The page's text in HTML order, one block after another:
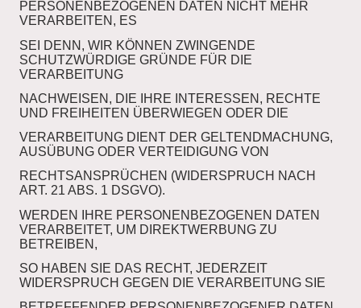
PERSONENBEZOGENEN DATEN NICHT MEHR
VERARBEITEN, ES
SEI DENN, WIR KÖNNEN ZWINGENDE
SCHUTZWÜRDIGE GRÜNDE FÜR DIE
VERARBEITUNG
NACHWEISEN, DIE IHRE INTERESSEN, RECHTE
UND FREIHEITEN ÜBERWIEGEN ODER DIE
VERARBEITUNG DIENT DER GELTENDMACHUNG,
AUSÜBUNG ODER VERTEIDIGUNG VON
RECHTSANSPRÜCHEN (WIDERSPRUCH NACH
ART. 21 ABS. 1 DSGVO).
WERDEN IHRE PERSONENBEZOGENEN DATEN
VERARBEITET, UM DIREKTWERBUNG ZU
BETREIBEN,
SO HABEN SIE DAS RECHT, JEDERZEIT
WIDERSPRUCH GEGEN DIE VERARBEITUNG SIE